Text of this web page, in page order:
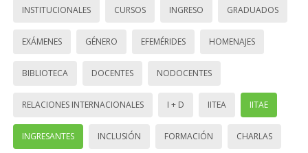
INSTITUCIONALES CURSOS INGRESO GRADUADOS
EXÁMENES GÉNERO EFEMÉRIDES HOMENAJES
BIBLIOTECA DOCENTES NODOCENTES
RELACIONES INTERNACIONALES I + D IITEA IITAE
INGRESANTES INCLUSIÓN FORMACIÓN CHARLAS